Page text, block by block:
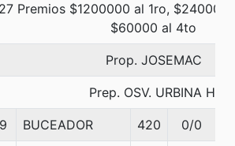
Premios $1200000 al 1ro,
$60000 al 4to
Prop. JOSEMAC
Prep. OSV. URBINA H.
9 BUCEADOR 420 0/0